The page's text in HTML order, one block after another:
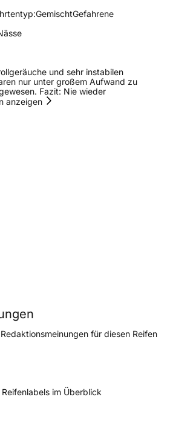
GemischtGefahrene
und sehr instabilen
nur unter großem Aufwand zu
Fazit: Nie wieder
anzeigen
für diesen Reifen
im Überblick